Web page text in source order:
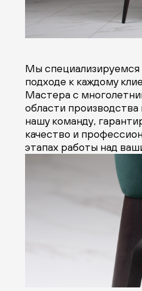
Мы специализируемся
подходе к каждому
Мастера с
области
нашу команду,
качество и
этапах работы над